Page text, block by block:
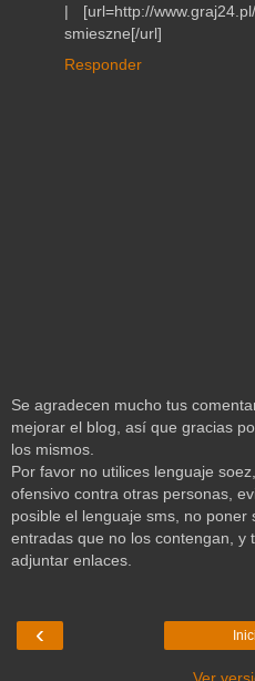
| [url=http://
smieszne[/url]
Responder
Se agradecen mucho tus
mejorar el blog, así que gracias
los mismos.
Por favor no utilices lenguaje
ofensivo contra otras personas,
posible el lenguaje sms, no poner
entradas que no los contengan, y
adjuntar enlaces.
‹
Ver